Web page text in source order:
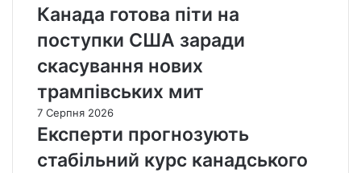
Канада готова піти на
поступки США заради
скасування нових
трампівських мит
7 Серпня 2026
Експерти прогнозують
стабільний курс канадського